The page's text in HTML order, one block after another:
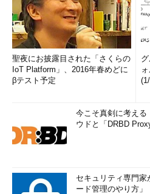
聖夜にお披露目された「さくらの
IoT Platform」、2016年春めどに
βテスト予定
今こそ真剣に考え
ウドと「DRBD
セキュリティ専門家
ード管理のやり方」